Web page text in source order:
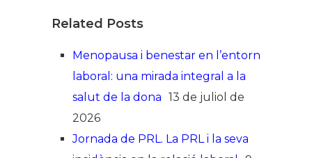
Related Posts
Menopausa i benestar en l’entorn
laboral: una mirada integral a la
salut de la dona 13 de juliol de
2026
Jornada de PRL. La PRL i la seva